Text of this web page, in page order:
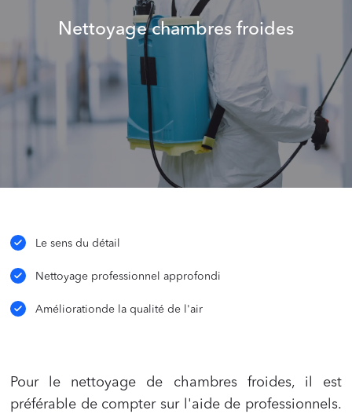
Nettoyage chambres froides
Le sens du détail
Nettoyage professionnel approfondi
Améliorationde la qualité de l'air
Pour le nettoyage de chambres froides, il est
préférable de compter sur l'aide de professionnels.